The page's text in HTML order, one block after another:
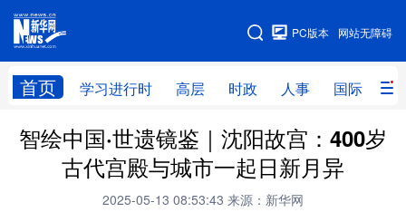
网站无障碍
PC版本
首页 学习进行时 高层 时政 人事 国际 财
网站地图
学习进行时 高层 时政 人事
国际 财经 网评 港澳
全球连线
智绘中国·世遗镜鉴｜沈阳故宫：400岁
古代宫殿与城市一起日新月异
2025-05-13 08:53:43 来源：新华网